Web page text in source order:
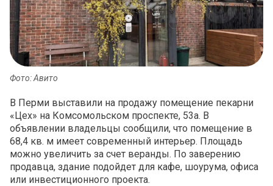
Фото: Авито
В Перми выставили на продажу помещение пекарни
«Цех» на Комсомольском проспекте, 53а. В
объявлении владельцы сообщили, что помещение в
68,4 кв. м имеет современный интерьер. Площадь
можно увеличить за счет веранды. По заверению
продавца, здание подойдет для кафе, шоурума, офиса
или инвестиционного проекта.